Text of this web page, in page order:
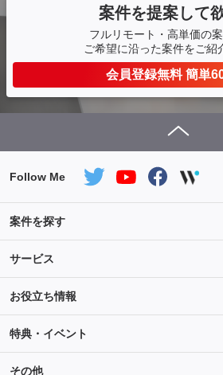
案件を提案して
フルリモート・高単価の案
ご希望に沿った案件をご紹
会員登録無料 簡単
Follow Me
案件を探す
条件を指定して案件を探す
Salesforce案件特集 AWS案
サービス
サービス紹介
ご登録から参画までの流れ フリー
お役立ち情報
ライフ
キャリア スキル
特典・イベント
セミナー
その他